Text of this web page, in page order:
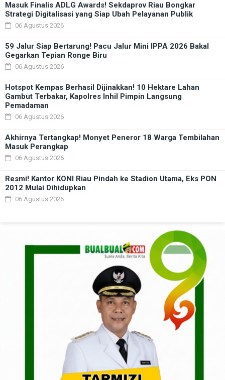
Masuk Finalis ADLG Awards! Sekdaprov Riau Bongkar
Strategi Digitalisasi yang Siap Ubah Pelayanan Publik
06 Agustus 2026
59 Jalur Siap Bertarung! Pacu Jalur Mini IPPA 2026 Bakal
Gegarkan Tepian Ronge Biru
06 Agustus 2026
Hotspot Kempas Berhasil Dijinakkan! 10 Hektare Lahan
Gambut Terbakar, Kapolres Inhil Pimpin Langsung
Pemadaman
06 Agustus 2026
Akhirnya Tertangkap! Monyet Peneror 18 Warga Tembilahan
Masuk Perangkap
06 Agustus 2026
Resmi! Kantor KONI Riau Pindah ke Stadion Utama, Eks PON
2012 Mulai Dihidupkan
06 Agustus 2026